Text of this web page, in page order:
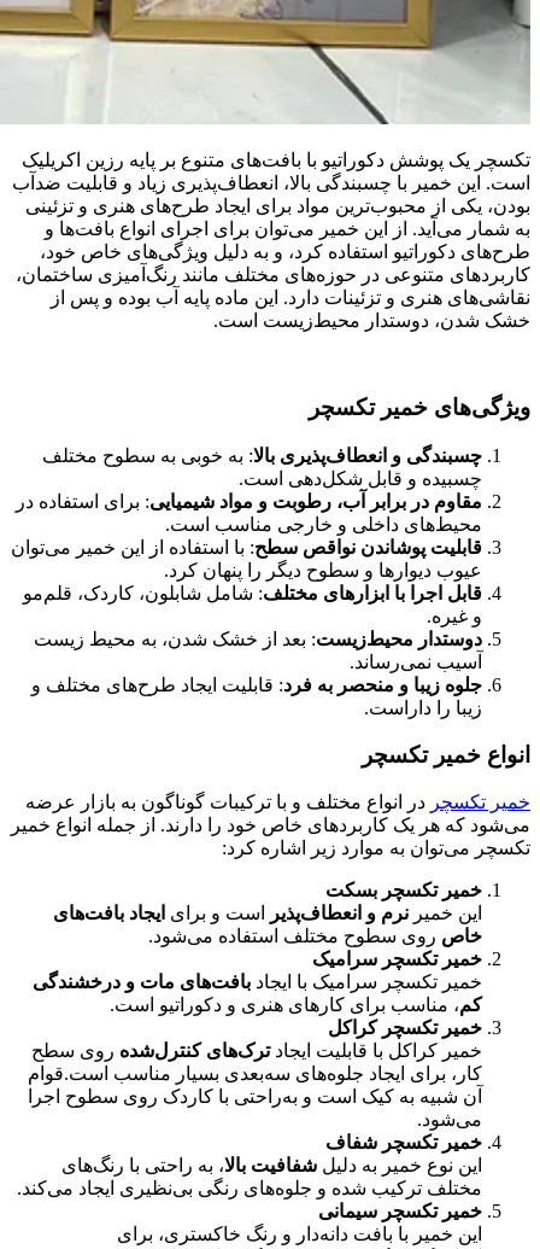
تکسچر یک پوشش دکوراتیو با بافت‌های متنوع بر پایه رزین اکریلیک
است. این خمیر با چسبندگی بالا، انعطاف‌پذیری زیاد و قابلیت ضدآب
بودن، یکی از محبوب‌ترین مواد برای ایجاد طرح‌های هنری و تزئینی
به شمار می‌آید. از این خمیر می‌توان برای اجرای انواع بافت‌ها و
طرح‌های دکوراتیو استفاده کرد، و به دلیل ویژگی‌های خاص خود،
کاربردهای متنوعی در حوزه‌های مختلف مانند رنگ‌آمیزی ساختمان،
نقاشی‌های هنری و تزئینات دارد. این ماده پایه آب بوده و پس از
خشک شدن، دوستدار محیط‌زیست است.
ویژگی‌های خمیر تکسچر
چسبندگی و انعطاف‌پذیری بالا: به خوبی به سطوح مختلف
چسبیده و قابل شکل‌دهی است.
مقاوم در برابر آب، رطوبت و مواد شیمیایی: برای استفاده در
محیط‌های داخلی و خارجی مناسب است.
قابلیت پوشاندن نواقص سطح: با استفاده از این خمیر می‌توان
عیوب دیوارها و سطوح دیگر را پنهان کرد.
قابل اجرا با ابزارهای مختلف: شامل شابلون، کاردک، قلم‌مو
و غیره.
دوستدار محیط‌زیست: بعد از خشک شدن، به محیط زیست
آسیب نمی‌رساند.
جلوه زیبا و منحصر به فرد: قابلیت ایجاد طرح‌های مختلف و
زیبا را داراست.
انواع خمیر تکسچر
خمیر تکسچر در انواع مختلف و با ترکیبات گوناگون به بازار عرضه
می‌شود که هر یک کاربردهای خاص خود را دارند. از جمله انواع خمیر
تکسچر می‌توان به موارد زیر اشاره کرد:
خمیر تکسچر بسکت
این خمیر نرم و انعطاف‌پذیر است و برای ایجاد بافت‌های
خاص روی سطوح مختلف استفاده می‌شود.
خمیر تکسچر سرامیک
خمیر تکسچر سرامیک با ایجاد بافت‌های مات و درخشندگی
کم، مناسب برای کارهای هنری و دکوراتیو است.
خمیر تکسچر کراکل
خمیر کراکل با قابلیت ایجادترک‌های کنترل‌شده روی سطح
کار، برای ایجاد جلوه‌های سه‌بعدی بسیار مناسب است.قوام
آن شبیه به کیک است و به‌راحتی با کاردک روی سطوح اجرا
می‌شود.
خمیر تکسچر شفاف
این نوع خمیر به دلیل شفافیت بالا، به راحتی با رنگ‌های
مختلف ترکیب شده و جلوه‌های رنگی بی‌نظیری ایجاد می‌کند.
خمیر تکسچر سیمانی
این خمیر با بافت دانه‌دار و رنگ خاکستری، برای